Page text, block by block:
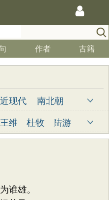
作者 古籍
近现代
南北朝
两汉 五代
先秦
王维 杜牧
陆游
岑参 齐己
谁雄。